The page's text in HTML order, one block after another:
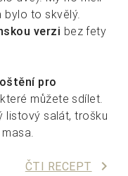
bylo to skvělý.
verzi bez fety
pro
můžete sdílet.
listový salát, trošku
ČTI RECEPT keyboard_arrow_right